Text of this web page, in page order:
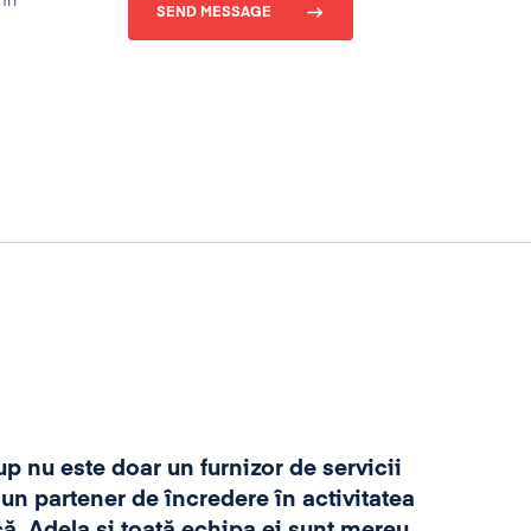
SEND MESSAGE
nu este doar un furnizor de servicii
partener de încredere în activitatea